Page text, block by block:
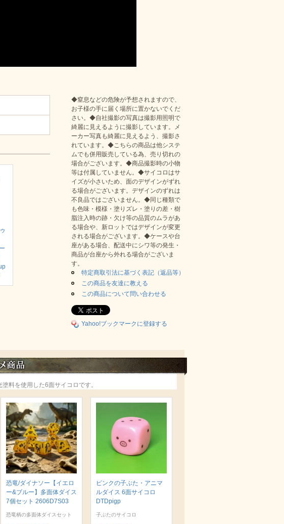
◆窒息などの危険が予想されますので、
お子様の手に届く場所に置かないでくだ
さい。◆自社撮影の写真は撮影用照明で
綺麗に見えるように撮影しています。メ
ーカー写真も綺麗に見えるよう、撮影さ
れています。◆こちらの商品は他システ
ムでも併用販売している為、売り切れの
場合がございます。◆商品撮影時の小物
等は付属していません。◆サイコロはサ
イズが小さいため、面のデザインがずれ
る場合がございます。デザインのずれは
不良品ではございません。◆同じ種類で
も色味・模様・塗りズレ・塗りの差・樹
脂注入時の跡・欠け等の品質のムラがあ
る場合や、新ロットではデザインが変更
される場合がございます。◆ケースや台
座がある場合、配送中にシワ等の発生・
商品が台座から外れる場合がございま
す。
特定商取引法に基づく表記（返品等）
この商品を友達に教える
この商品について問い合わせる
Yahoo!ブックマークに登録する
料を使用した6面サイコロです。
恐竜/ダイナソー【イエロ
ー&ブルー】多面体ダイス
7個セット 2606D7S03
恐竜柄の多面体ダイスセット
ピンクの子ぶた・アニマ
ルダイス 6面サイコロ
DTDpigp
子ぶたのサイコロ